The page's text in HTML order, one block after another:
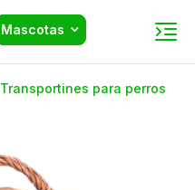
Mascotas
Transportines para perros